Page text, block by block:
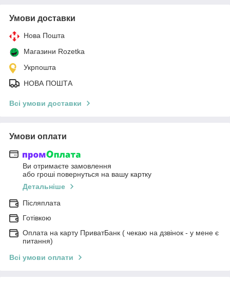
Умови доставки
Нова Пошта
Магазини Rozetka
Укрпошта
НОВА ПОШТА
Всі умови доставки
Умови оплати
Ви отримаєте замовлення
або гроші повернуться на вашу картку
Детальніше
Післяплата
Готівкою
Оплата на карту ПриватБанк ( чекаю на дзвінок - у мене є
питання)
Всі умови оплати